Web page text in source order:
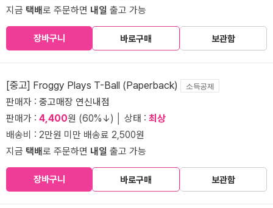
지금 택배로 주문하면 내일 출고 가능
장바구니 바로구매 보관함
[중고] Froggy Plays T-Ball (Paperback) 소득공제
판매자 : 중고매장 연신내점
판매가 : 4,400원 (60%↓) │ 상태 : 최상
배송비 : 2만원 미만 배송료 2,500원
지금 택배로 주문하면 내일 출고 가능
장바구니 바로구매 보관함